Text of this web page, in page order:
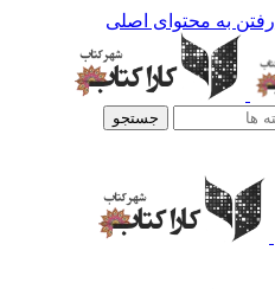
رفتن به محتوای اصلی
جستجو